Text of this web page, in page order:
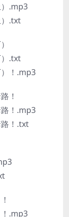
.mp3
.txt
.txt
！.mp3
！
！.mp3
！.txt
.mp3